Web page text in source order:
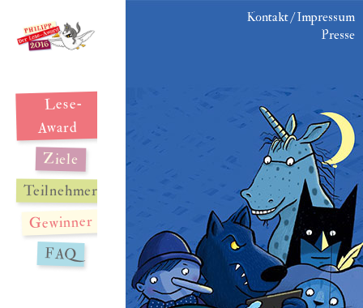
Lese-
Award
Ziele
Teilnehmer
Gewinner
FAQ
Kontakt / Impressum
Presse